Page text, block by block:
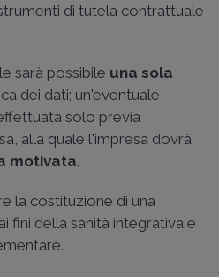
di tutela contrattuale
sarà possibile una sola
dei dati; un'eventuale
solo previa
alla quale l'impresa dovrà
motivata.
la costituzione di una
, ai fini della sanità integrativa e